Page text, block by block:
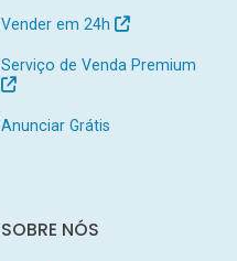
Vender em 24h
Serviço de Venda Premium
Anunciar Grátis
SOBRE NÓS